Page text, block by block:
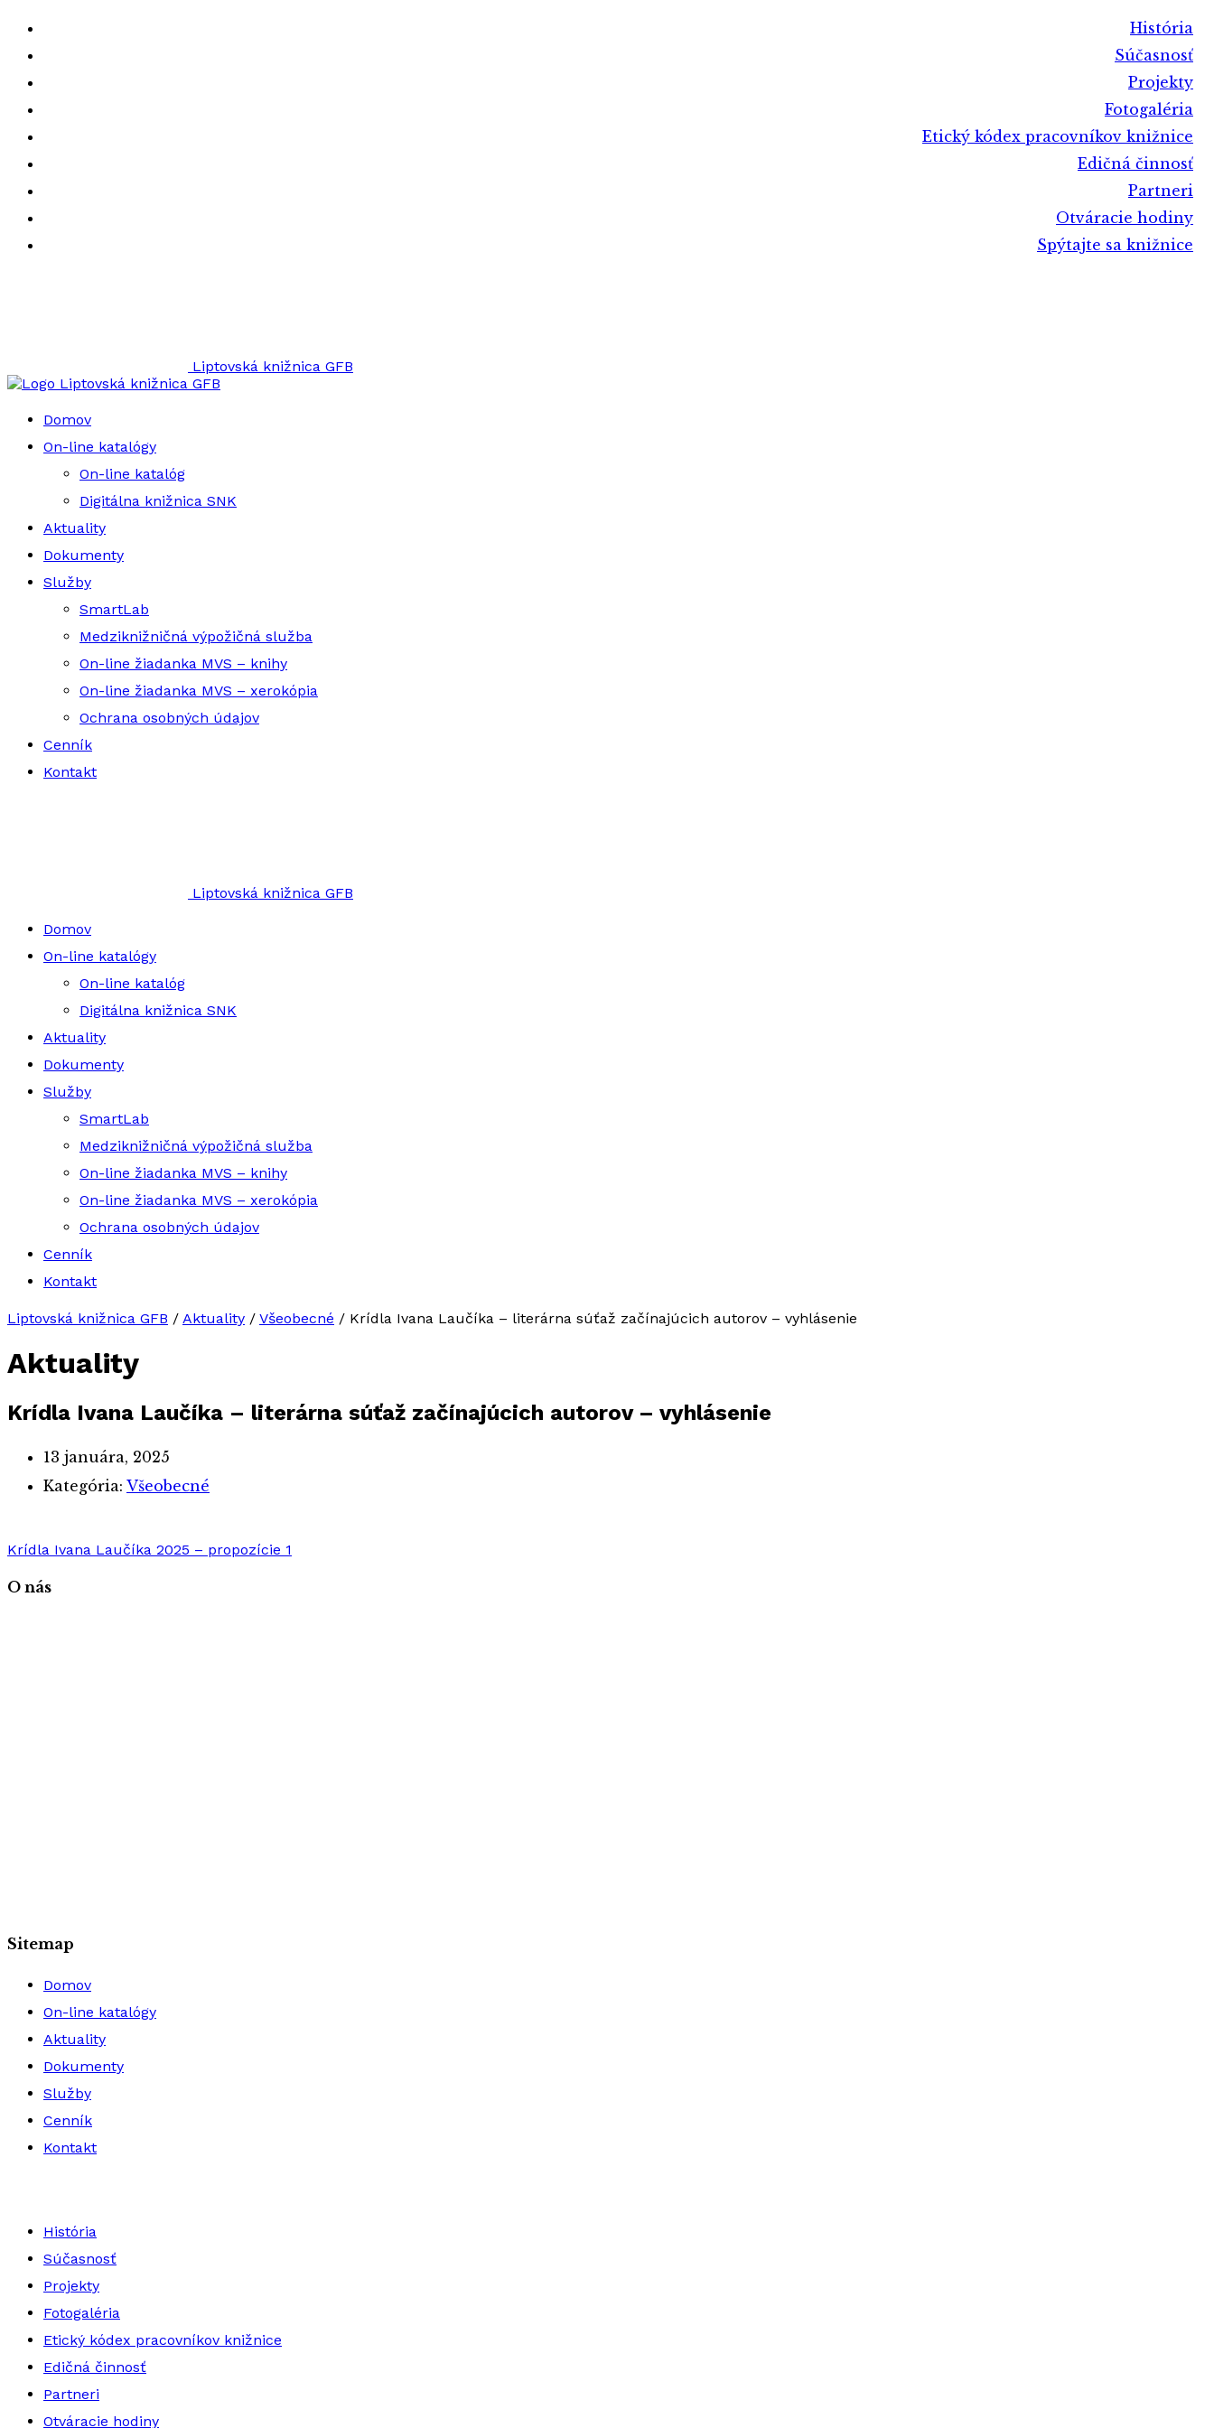
História
Súčasnosť
Projekty
Fotogaléria
Etický kódex pracovníkov knižnice
Edičná činnosť
Partneri
Otváracie hodiny
Spýtajte sa knižnice
Liptovská knižnica GFB
Liptovská knižnica GFB
Domov
On-line katalógy
On-line katalóg
Digitálna knižnica SNK
Aktuality
Dokumenty
Služby
SmartLab
Medziknižničná výpožičná služba
On-line žiadanka MVS – knihy
On-line žiadanka MVS – xerokópia
Ochrana osobných údajov
Cenník
Kontakt
Liptovská knižnica GFB
Domov
On-line katalógy
On-line katalóg
Digitálna knižnica SNK
Aktuality
Dokumenty
Služby
SmartLab
Medziknižničná výpožičná služba
On-line žiadanka MVS – knihy
On-line žiadanka MVS – xerokópia
Ochrana osobných údajov
Cenník
Kontakt
Liptovská knižnica GFB / Aktuality / Všeobecné / Krídla Ivana Laučíka – literárna súťaž začínajúcich autorov – vyhlásenie
Aktuality
Krídla Ivana Laučíka – literárna súťaž začínajúcich autorov – vyhlásenie
13 januára, 2025
Kategória: Všeobecné
Krídla Ivana Laučíka 2025 – propozície 1
O nás
Sitemap
Domov
On-line katalógy
Aktuality
Dokumenty
Služby
Cenník
Kontakt
História
Súčasnosť
Projekty
Fotogaléria
Etický kódex pracovníkov knižnice
Edičná činnosť
Partneri
Otváracie hodiny